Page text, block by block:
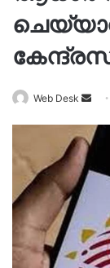
Web Desk
Send
email